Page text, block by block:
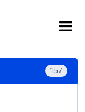
157